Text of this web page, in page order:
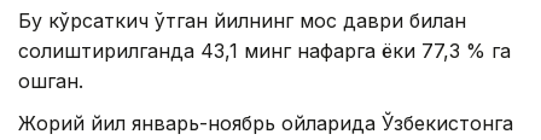
Бу кўрсаткич ўтган йилнинг мос даври билан
солиштирилганда 43,1 минг нафарга ёки 77,3 % га
ошган.
Жорий йил январь-ноябрь ойларида Ўзбекистонга